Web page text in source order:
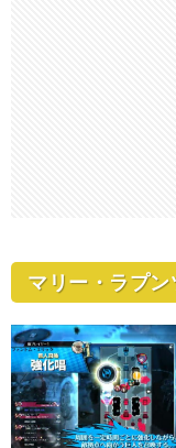
マリー・ラプン